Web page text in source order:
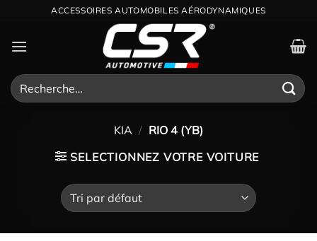
contenu
ACCESSOIRES AUTOMOBILES AÉRODYNAMIQUES
Recherche
pour :
KIA / RIO 4 (YB)
SELECTIONNEZ VOTRE VOITURE